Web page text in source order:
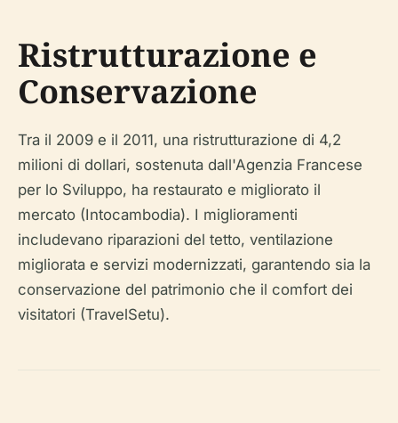
Ristrutturazione e
Conservazione
Tra il 2009 e il 2011, una ristrutturazione di 4,2
milioni di dollari, sostenuta dall'Agenzia Francese
per lo Sviluppo, ha restaurato e migliorato il
mercato (Intocambodia). I miglioramenti
includevano riparazioni del tetto, ventilazione
migliorata e servizi modernizzati, garantendo sia la
conservazione del patrimonio che il comfort dei
visitatori (TravelSetu).